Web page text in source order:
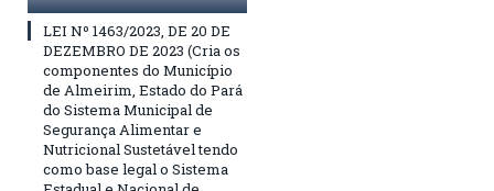
LEI Nº 1463/2023, DE 20 DE
DEZEMBRO DE 2023 (Cria os
componentes do Município
de Almeirim, Estado do Pará
do Sistema Municipal de
Segurança Alimentar e
Nutricional Sustetável tendo
como base legal o Sistema